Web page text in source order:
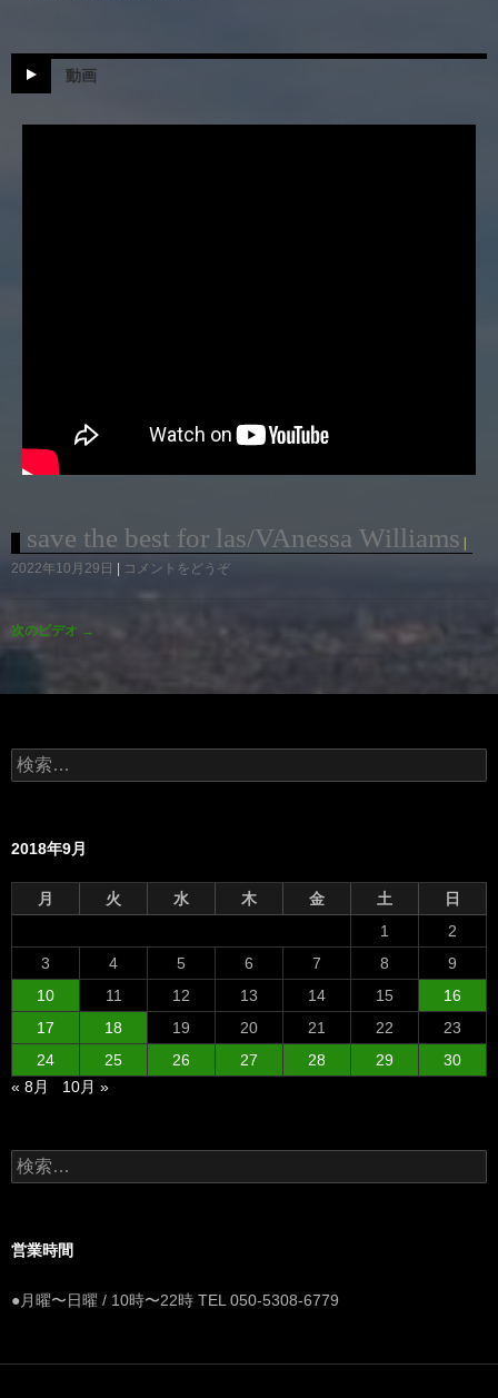
動画
save the best for las/VAnessa Williams
2022年10月29日 コメントをどうぞ
次のビデオ →
検
索:
2018年9月
月 火 水 木 金 土
日
1
2
3
4 5 6 7 8
9
10
11 12 13 14 15
16
17
18 19 20 21 22
23
24
25 26 27 28 29
30
« 8月
10月 »
検
索:
営業時間
●月曜〜日曜 / 10時〜22時 TEL 050-5308-6779